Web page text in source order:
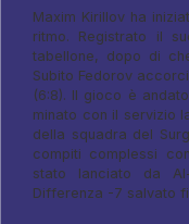
Maxim Kirillov ha
ritmo. Registrato il
tabellone, dopo di
Subito Fedorov
(6:8). Il gioco è
minato con il servizio
della squadra del
compiti complessi
stato lanciato da
Differenza -7 salvato